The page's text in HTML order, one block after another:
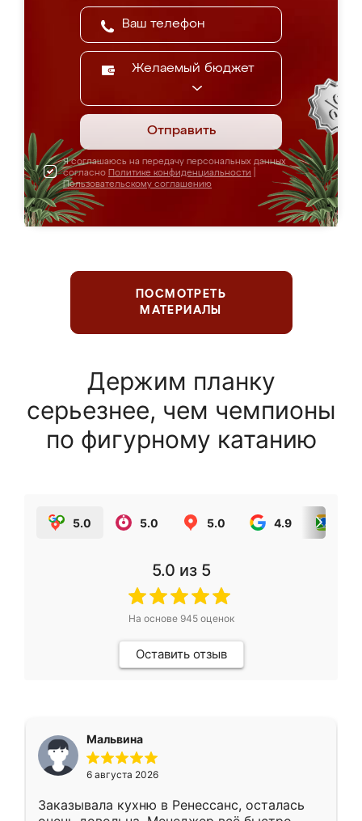
Желаемый бюджет
Отправить
Я соглашаюсь на передачу персональных данных
согласно Политике конфиденциальности
Пользовательскому соглашению
ПОСМОТРЕТЬ
МАТЕРИАЛЫ
Держим планку
серьезнее, чем чемпионы
по фигурному катанию
5.0 5.0 5.0 4.9
5.0 из 5
На основе 945оценок
Оставить отзыв
Мальвина
6 августа 2026
Заказывала кухню в Ренессанс, осталась